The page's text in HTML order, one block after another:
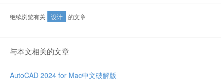
继续浏览有关 设计 的文章
与本文相关的文章
AutoCAD 2024 for Mac中文破解版